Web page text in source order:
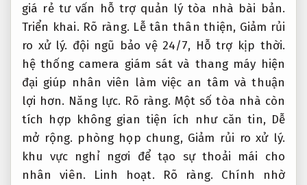
giá rẻ tư vấn hỗ trợ quản lý tòa nhà bài bản.
Triển khai. Rõ ràng. Lễ tân thân thiện, Giảm rủi
ro xử lý. đội ngũ bảo vệ 24/7, Hỗ trợ kịp thời.
hệ thống camera giám sát và thang máy hiện
đại giúp nhân viên làm việc an tâm và thuận
lợi hơn. Năng lực. Rõ ràng. Một số tòa nhà còn
tích hợp không gian tiện ích như căn tin, Dễ
mở rộng. phòng họp chung, Giảm rủi ro xử lý.
khu vực nghỉ ngơi để tạo sự thoải mái cho
nhân viên.
Linh hoạt. Rõ ràng. Chính nhờ